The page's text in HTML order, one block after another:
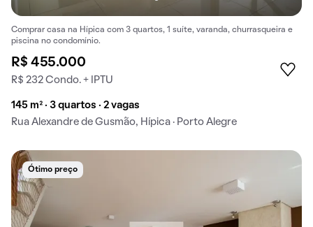
Comprar casa na Hípica com 3 quartos, 1 suíte, varanda, churrasqueira e
piscina no condomínio.
R$ 455.000
R$ 232 Condo. + IPTU
145 m² · 3 quartos · 2 vagas
Rua Alexandre de Gusmão, Hípica · Porto Alegre
Ótimo preço